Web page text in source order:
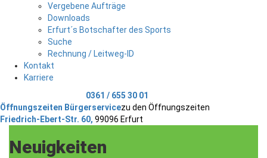
Vergebene Aufträge
Downloads
Erfurt´s Botschafter des Sports
Suche
Rechnung / Leitweg-ID
Kontakt
Karriere
0361 / 655 30 01
Öffnungszeiten Bürgerservicezu den Öffnungszeiten
Friedrich-Ebert-Str. 60, 99096 Erfurt
Neuigkeiten